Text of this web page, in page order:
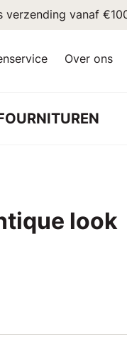
verzending vanaf
Over ons
look